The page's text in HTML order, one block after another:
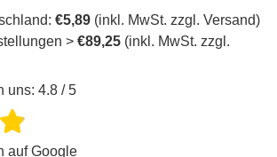
€5,89 (inkl. MwSt. zzgl. Versand)
> €89,25 (inkl. MwSt. zzgl.
uns: 4.8 / 5
auf Google